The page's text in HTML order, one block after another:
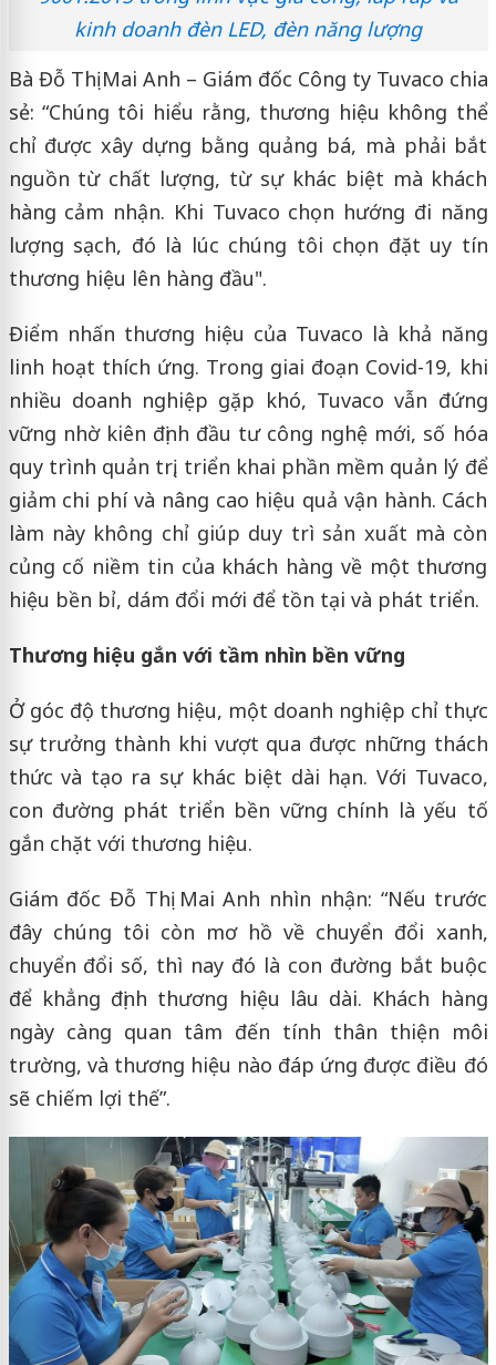
kinh doanh đèn LED, đèn năng lượng
Bà Đỗ Thị Mai Anh – Giám đốc Công ty Tuvaco chia
sẻ: “Chúng tôi hiểu rằng, thương hiệu không thể
chỉ được xây dựng bằng quảng bá, mà phải bắt
nguồn từ chất lượng, từ sự khác biệt mà khách
hàng cảm nhận. Khi Tuvaco chọn hướng đi năng
lượng sạch, đó là lúc chúng tôi chọn đặt uy tín
thương hiệu lên hàng đầu".
Điểm nhấn thương hiệu của Tuvaco là khả năng
linh hoạt thích ứng. Trong giai đoạn Covid-19, khi
nhiều doanh nghiệp gặp khó, Tuvaco vẫn đứng
vững nhờ kiên định đầu tư công nghệ mới, số hóa
quy trình quản trị, triển khai phần mềm quản lý để
giảm chi phí và nâng cao hiệu quả vận hành. Cách
làm này không chỉ giúp duy trì sản xuất mà còn
củng cố niềm tin của khách hàng về một thương
hiệu bền bỉ, dám đổi mới để tồn tại và phát triển.
Thương hiệu gắn với tầm nhìn bền vững
Ở góc độ thương hiệu, một doanh nghiệp chỉ thực
sự trưởng thành khi vượt qua được những thách
thức và tạo ra sự khác biệt dài hạn. Với Tuvaco,
con đường phát triển bền vững chính là yếu tố
gắn chặt với thương hiệu.
Giám đốc Đỗ Thị Mai Anh nhìn nhận: “Nếu trước
đây chúng tôi còn mơ hồ về chuyển đổi xanh,
chuyển đổi số, thì nay đó là con đường bắt buộc
để khẳng định thương hiệu lâu dài. Khách hàng
ngày càng quan tâm đến tính thân thiện môi
trường, và thương hiệu nào đáp ứng được điều đó
sẽ chiếm lợi thế”.